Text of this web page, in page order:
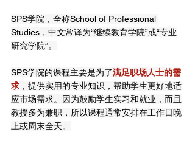
SPS学院，全称School of Professional
Studies，中文常译为“继续教育学院”或“专业
研究学院”。
SPS学院的课程主要是为了满足职场人士的需
求 ，提供实用的专业知识，帮助学生更好地适
应市场需求。因为鼓励学生实习和就业，而且
教授多为兼职，所以课程通常安排在工作日晚
上或周末全天。